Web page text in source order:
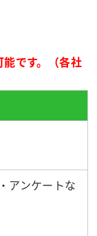
です。（各社
アンケートな